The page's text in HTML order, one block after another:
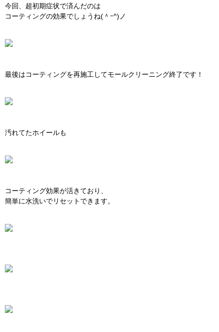
今回、超初期症状で済んだのは
コーティングの効果でしょうね(＾ｰ^)ノ
最後はコーティングを再施工してモールクリーニング終了です！
汚れてたホイールも
コーティング効果が活きており、
簡単に水洗いでリセットできます。